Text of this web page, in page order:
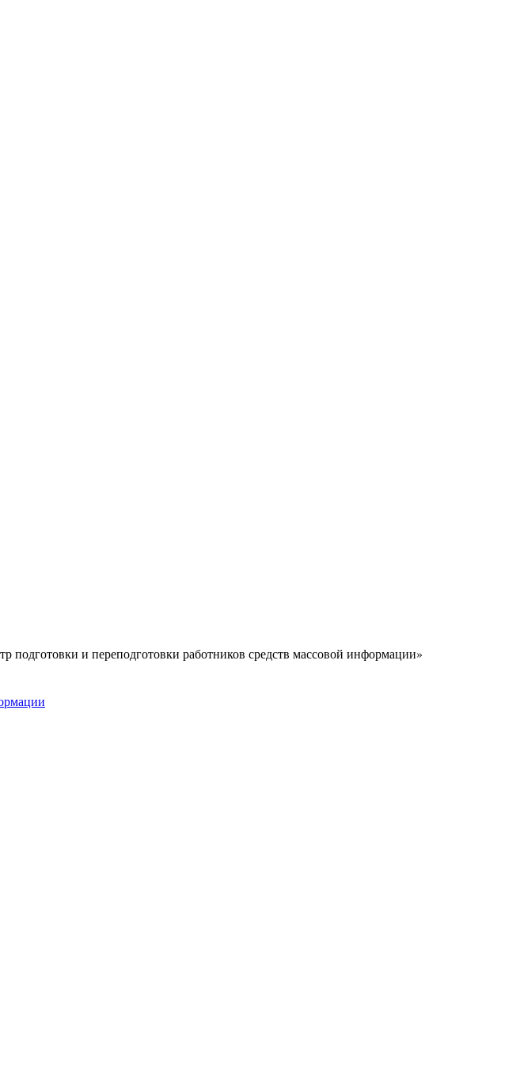
подготовки и переподготовки работников средств массовой информации»